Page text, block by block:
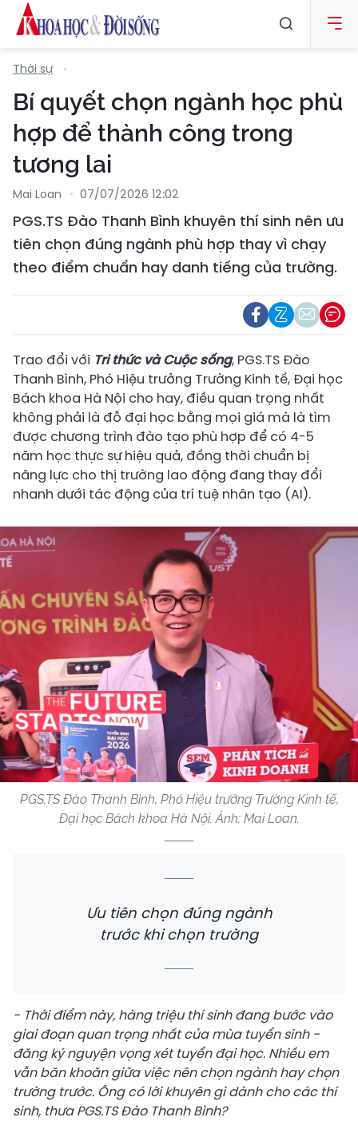
Thời sự
Bí quyết chọn ngành học phù
hợp để thành công trong
tương lai
Mai Loan 07/07/2026 12:02
PGS.TS Đào Thanh Bình khuyên thí sinh nên ưu
tiên chọn đúng ngành phù hợp thay vì chạy
theo điểm chuẩn hay danh tiếng của trường.
Trao đổi với Tri thức và Cuộc sống, PGS.TS Đào
Thanh Bình, Phó Hiệu trưởng Trường Kinh tế, Đại học
Bách khoa Hà Nội cho hay, điều quan trọng nhất
không phải là đỗ đại học bằng mọi giá mà là tìm
được chương trình đào tạo phù hợp để có 4-5
năm học thực sự hiệu quả, đồng thời chuẩn bị
năng lực cho thị trường lao động đang thay đổi
nhanh dưới tác động của trí tuệ nhân tạo (AI).
PGS.TS Đào Thanh Bình, Phó Hiệu trưởng Trường Kinh tế,
Đại học Bách khoa Hà Nội. Ảnh: Mai Loan.
Ưu tiên chọn đúng ngành
trước khi chọn trường
- Thời điểm này, hàng triệu thí sinh đang bước vào
giai đoạn quan trọng nhất của mùa tuyển sinh -
đăng ký nguyện vọng xét tuyển đại học. Nhiều em
vẫn băn khoăn giữa việc nên chọn ngành hay chọn
trường trước. Ông có lời khuyên gì dành cho các thí
sinh, thưa PGS.TS Đào Thanh Bình?